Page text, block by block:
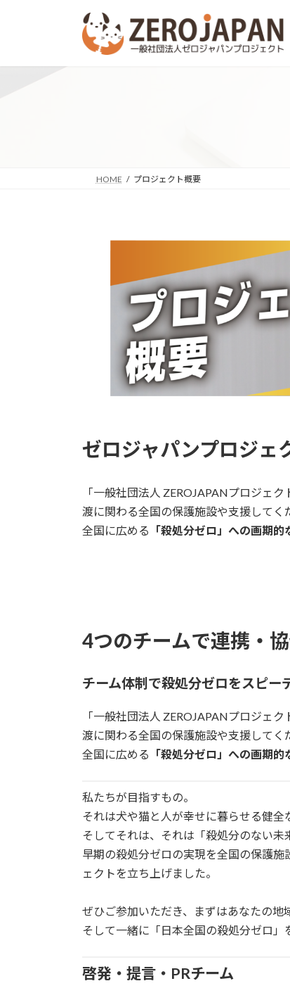
HOME プロジェクト概要
ゼロジャパンプロジェ
「一般社団法人 ZEROJAPANプロジェ
渡に関わる全国の保護施設や支援して
全国に広める
「殺処分ゼロ」への画期的
4つのチームで連携・
チーム体制で殺処分ゼロをスピー
「一般社団法人 ZEROJAPANプロジェ
渡に関わる全国の保護施設や支援して
全国に広める
「殺処分ゼロ」への画期的
私たちが目指すもの。
それは犬や猫と人が幸せに暮らせる健全
そしてそれは、それは「殺処分のない未
早期の殺処分ゼロの実現を全国の保護
ェクトを立ち上げました。
ぜひご参加いただき、まずはあなたの地
そして一緒に「日本全国の殺処分ゼロ」
啓発・提言・PRチーム